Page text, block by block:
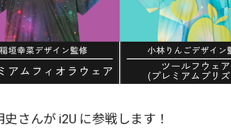
史さんが i2U に参戦します！